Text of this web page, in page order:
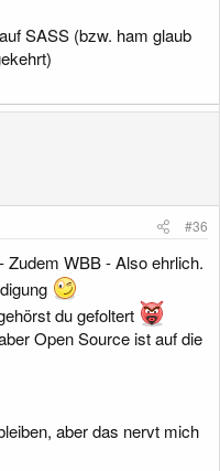
SASS (bzw. ham glaub
#36
WBB - Also ehrlich.
du gefoltert
Open Source ist auf die
aber das nervt mich